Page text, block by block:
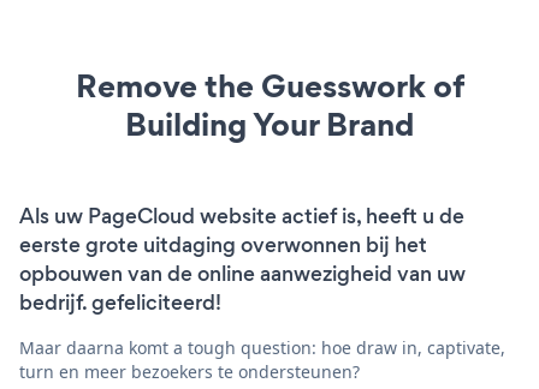
Remove the Guesswork of
Building Your Brand
Als uw PageCloud website actief is, heeft u de
eerste grote uitdaging overwonnen bij het
opbouwen van de online aanwezigheid van uw
bedrijf. gefeliciteerd!
Maar daarna komt a tough question: hoe draw in, captivate,
turn en meer bezoekers te ondersteunen?